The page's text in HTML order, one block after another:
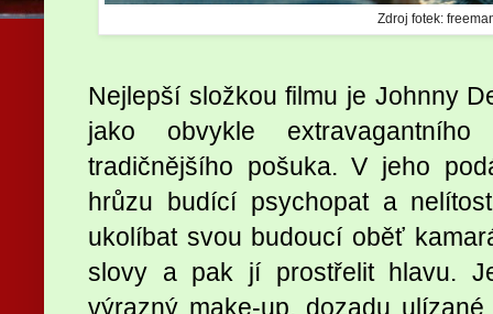
Zdroj fotek:
Nejlepší složkou filmu je Johnny
jako obvykle
tradičnějšího pošuka. V jeho
hrůzu budící psychopat a
ukolíbat svou budoucí oběť
slovy a pak jí prostřelit hlavu.
výrazný make-up, dozadu